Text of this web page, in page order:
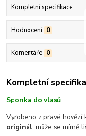
Kompletní specifikace
Hodnocení 0
Komentáře 0
Kompletní
Sponka do vlasů
Vyrobeno z pravé hovězí
originál, může se mírně